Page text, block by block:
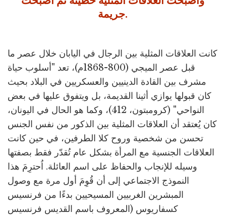
جريمة.
كانت العلاقات المثلية بين الرجال في اليابان خلال عصر ما
قبل عصر الميجي (800-1868م)، تعد "أسلوب حياة
مشرف بين القادة الدينيين والعسكريين في البلاد بحيث
كان قبولها يوازي أثينا القديمة، بل ويتفوق عليها في بعض
النواحي" (كرومبتون، 412)، وكما هو الحال في اليونان،
كان يُعتقد أن العلاقات المثلية بين الذكور من نفس الجنس
تحسن من شخصية وروح كلا الطرفين، في حين كانت
العلاقات الجنسية مع المرأة بشكل عام تُقدّر فقط بصفتها
وسيله للإنجاب والحفاظ على اسم العائلة. اُحترِمَ هذا
النموذج الاجتماعي إلى أن قُوِمَ أول مرة مع وصول
المبشرين الغربيين المسيحيين بدءًا من فرنسيس
كسفاريوس (المعروف باسم القديس فرنسيس